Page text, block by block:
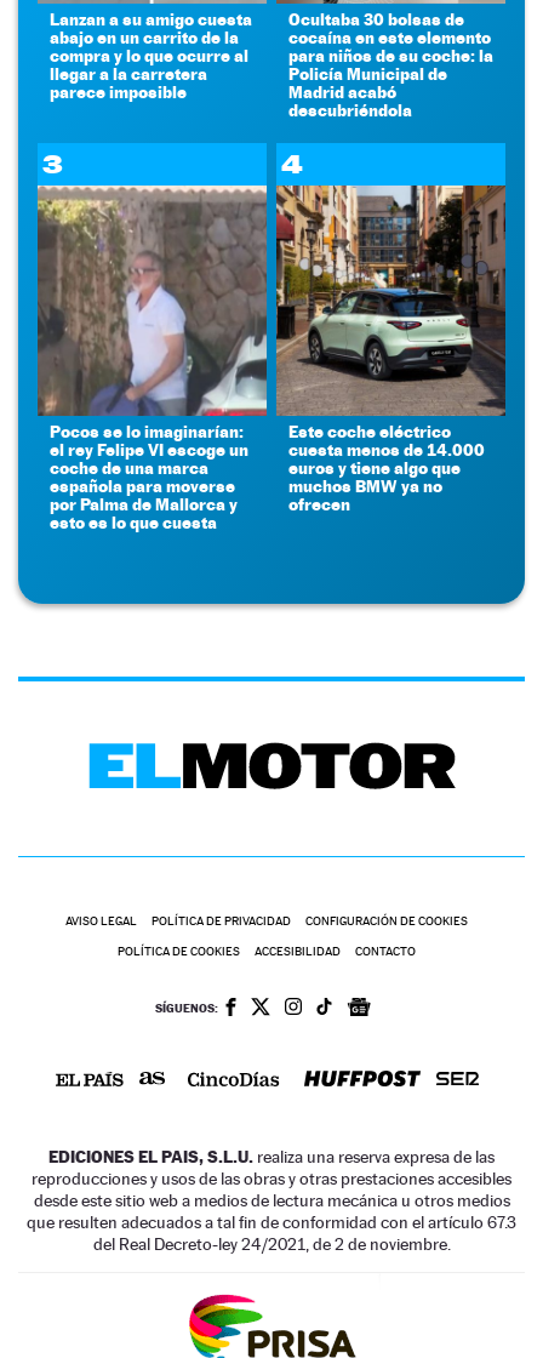
Lanzan a su amigo cuesta
abajo en un carrito de la
compra y lo que ocurre al
llegar a la carretera
parece imposible
Ocultaba 30 bolsas de
cocaína en este elemento
para niños de su coche: la
Policía Municipal de
Madrid acabó
descubriéndola
3
Pocos se lo imaginarían:
el rey Felipe VI escoge un
coche de una marca
española para moverse
por Palma de Mallorca y
esto es lo que cuesta
4
Este coche eléctrico
cuesta menos de 14.000
euros y tiene algo que
muchos BMW ya no
ofrecen
AVISO LEGAL POLÍTICA DE PRIVACIDAD CONFIGURACIÓN DE COOKIES
POLÍTICA DE COOKIES ACCESIBILIDAD CONTACTO
SÍGUENOS:
EDICIONES EL PAIS, S.L.U. realiza una reserva expresa de las
reproducciones y usos de las obras y otras prestaciones accesibles
desde este sitio web a medios de lectura mecánica u otros medios
que resulten adecuados a tal fin de conformidad con el artículo 67.3
del Real Decreto-ley 24/2021, de 2 de noviembre.